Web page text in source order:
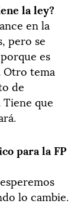
la ley?
en la
pero se
es
tema
de
Tiene que
para la FP
lo cambie.